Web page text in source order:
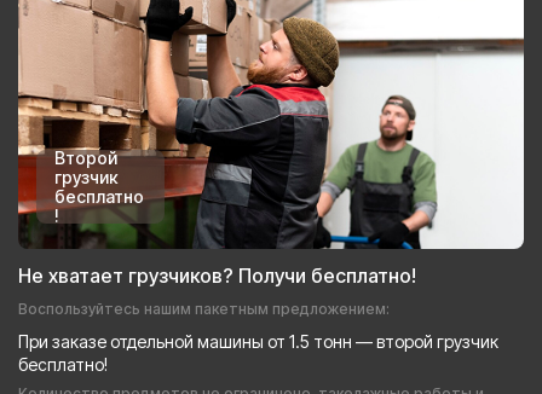
Второй
грузчик
бесплатно
!
Не хватает грузчиков? Получи бесплатно!
Воспользуйтесь нашим пакетным предложением:
При заказе отдельной машины от 1.5 тонн — второй грузчик
бесплатно!